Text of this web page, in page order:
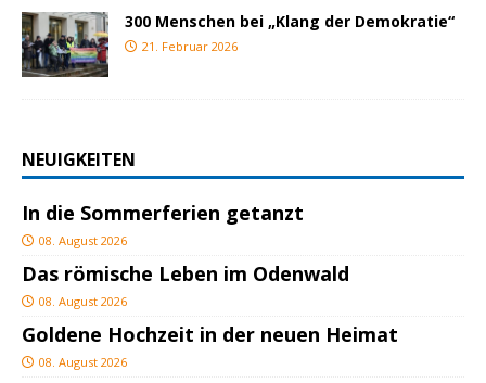
300 Menschen bei „Klang der Demokratie“
21. Februar 2026
NEUIGKEITEN
In die Sommerferien getanzt
08. August 2026
Das römische Leben im Odenwald
08. August 2026
Goldene Hochzeit in der neuen Heimat
08. August 2026